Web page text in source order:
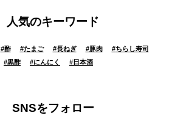
人気のキーワード
#酢 #たまご #長ねぎ #豚肉 #ちらし寿司
#黒酢 #にんにく # 日本酒
SNSをフォロー